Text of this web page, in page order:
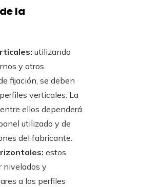
la
utilizando
y otros
fijación, se deben
verticales. La
ellos dependerá
utilizado y de
del fabricante.
estos
nivelados y
a los perfiles